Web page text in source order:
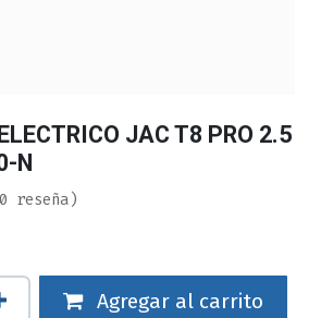
JAC T8 PRO 2.5
N
reseña)
Agregar al carrito